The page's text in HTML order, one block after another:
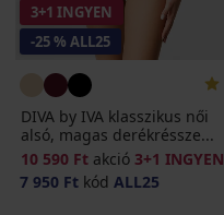
3+1 INGYEN
-25 % ALL25
DIVA by IVA klasszikus női
alsó, magas derékréssze...
10 590 Ft akció 3+1 INGYEN
7 950 Ft kód ALL25